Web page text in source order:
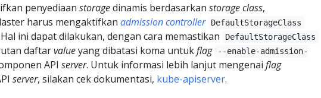
penyediaan storagedinamis berdasarkan storage class,
harus mengaktifkan admission controller DefaultStorageClass
ini dapat dilakukan, dengan cara memastikan DefaultStorageClass
daftarvalueyang dibatasi koma untukflag
--enable-admission-
APIserver. Untuk informasi lebih lanjut mengenaiflag
server, silakan cek dokumentasi, kube-apiserver.